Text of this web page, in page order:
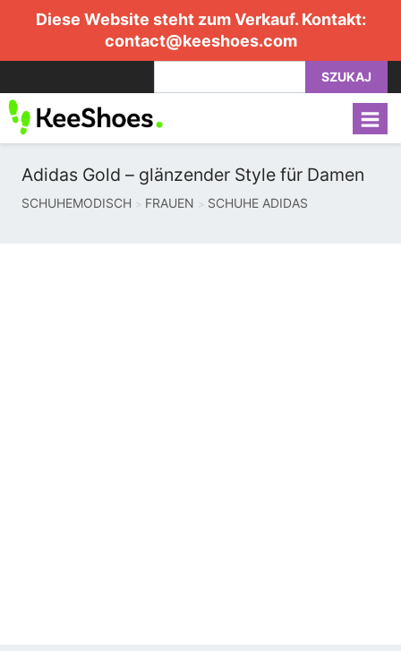
Diese Website steht zum Verkauf. Kontakt:
contact@keeshoes.com
SZUKAJ
Adidas Gold – glänzender Style für Damen
SCHUHEMODISCH FRAUEN SCHUHE ADIDAS